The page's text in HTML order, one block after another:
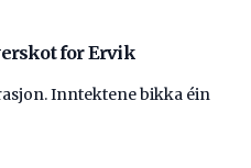
for Ervik
Inntektene bikka éin